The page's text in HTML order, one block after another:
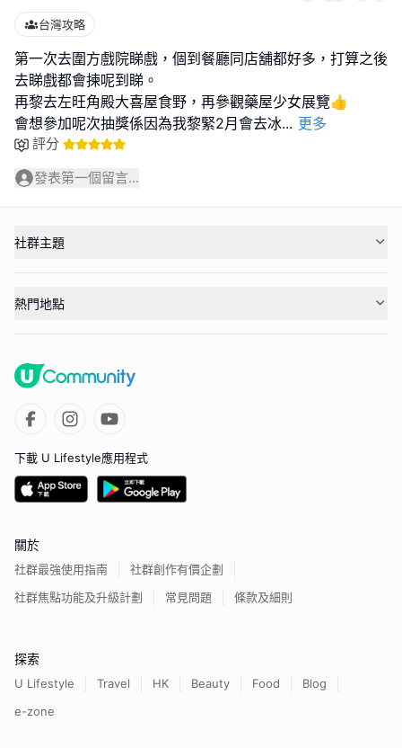
台灣攻略
第一次去圍方戲院睇戲，個到餐廳同店舖都好多，打算之後
去睇戲都會揀呢到睇。
再黎去左旺角殿大喜屋食野，再參觀藥屋少女展覽👍
會想參加呢次抽獎係因為我黎緊2月會去冰... 更多
評分
發表第一個留言...
社群主題
熱門地點
下載 U Lifestyle應用程式
關於
社群最強使用指南
社群創作有價企劃
社群焦點功能及升級計劃
常見問題 條款及細則
探索
U Lifestyle Travel HK Beauty Food
Blog
e-zone